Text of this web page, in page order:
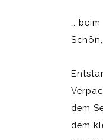
…
dem
dem